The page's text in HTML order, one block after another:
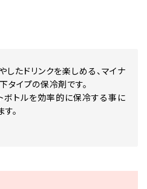
たドリンクを楽しめる、マイナ
タイプの保冷剤です。
ボトルを効率的に保冷する事に
。